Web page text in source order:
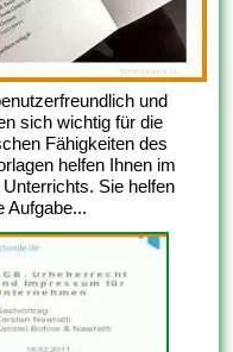
und
sich wichtig für die
Fähigkeiten des
helfen Ihnen im
Sie helfen
Aufgabe...